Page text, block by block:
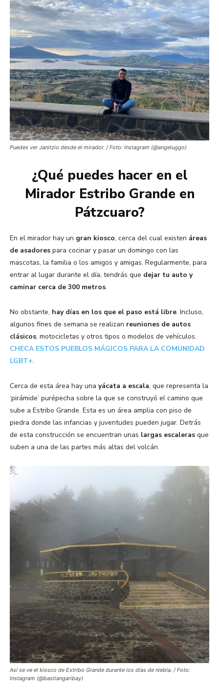
Puedes ver Janitzio desde el mirador. / Foto: Instagram (@angeluggo)
¿Qué puedes hacer en el
Mirador Estribo Grande en
Pátzcuaro?
En el mirador hay un gran kiosco, cerca del cual existen áreas
de asadores para cocinar y pasar un domingo con las
mascotas, la familia o los amigos y amigas. Regularmente, para
entrar al lugar durante el día, tendrás que dejar tu auto y
caminar cerca de 300 metros.
No obstante, hay días en los que el paso está libre. Incluso,
algunos fines de semana se realizan reuniones de autos
clásicos, motocicletas y otros tipos o modelos de vehículos.
CHECA ESTOS PUEBLOS MÁGICOS PARA LA COMUNIDAD
LGBT+.
Cerca de esta área hay una yácata a escala, que representa la
‘pirámide’ purépecha sobre la que se construyó el camino que
sube a Estribo Grande. Esta es un área amplia con piso de
piedra donde las infancias y juventudes pueden jugar. Detrás
de esta construcción se encuentran unas largas escaleras que
suben a una de las partes más altas del volcán.
Así se ve el kiosco de Estribo Grande durante los días de niebla. / Foto:
Instagram (@bastiangaribay)